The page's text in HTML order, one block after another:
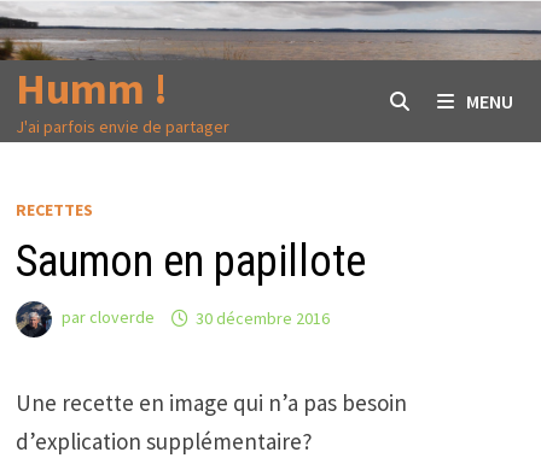
Passer
au
contenu
Humm !
J'ai parfois envie de partager
MENU
RECETTES
Saumon en papillote
parcloverde 30 décembre 2016
Une recette en image qui n’a pas besoin
d’explication supplémentaire?